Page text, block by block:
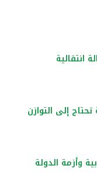
انتقالية
إلى التوازن
وأزمة الدولة